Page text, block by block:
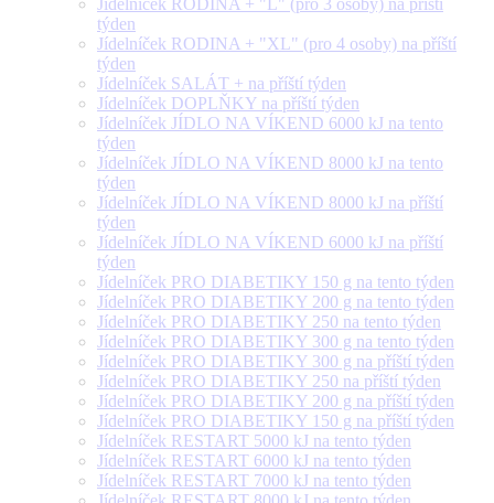
Jídelníček RODINA + "L" (pro 3 osoby) na příští
týden
Jídelníček RODINA + "XL" (pro 4 osoby) na příští
týden
Jídelníček SALÁT + na příští týden
Jídelníček DOPLŇKY na příští týden
Jídelníček JÍDLO NA VÍKEND 6000 kJ na tento
týden
Jídelníček JÍDLO NA VÍKEND 8000 kJ na tento
týden
Jídelníček JÍDLO NA VÍKEND 8000 kJ na příští
týden
Jídelníček JÍDLO NA VÍKEND 6000 kJ na příští
týden
Jídelníček PRO DIABETIKY 150 g na tento týden
Jídelníček PRO DIABETIKY 200 g na tento týden
Jídelníček PRO DIABETIKY 250 na tento týden
Jídelníček PRO DIABETIKY 300 g na tento týden
Jídelníček PRO DIABETIKY 300 g na příští týden
Jídelníček PRO DIABETIKY 250 na příští týden
Jídelníček PRO DIABETIKY 200 g na příští týden
Jídelníček PRO DIABETIKY 150 g na příští týden
Jídelníček RESTART 5000 kJ na tento týden
Jídelníček RESTART 6000 kJ na tento týden
Jídelníček RESTART 7000 kJ na tento týden